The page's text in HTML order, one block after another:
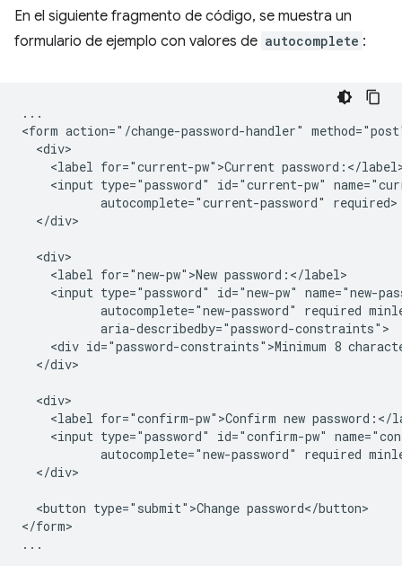
En el siguiente fragmento de código, se muestra un
formulario de ejemplo con valores de autocomplete :
...
<form action="/change-password-handler"
  <div>
<label for="current-pw">Current password:</
<input type="password" id="current-pw"
           autocomplete="current-password" required>
  </div>
  <div>
    <label for="new-pw">New password:</label>
<input type="password" id="new-pw" name="new-
autocomplete="new-password" required
           aria-describedby="password-constraints">
<div id="password-constraints">Minimum 8
  </div>
  <div>
<label for="confirm-pw">Confirm new password:</
<input type="password" id="confirm-pw"
autocomplete="new-password" required
  </div>
  <button type="submit">Change password</button>
</form>